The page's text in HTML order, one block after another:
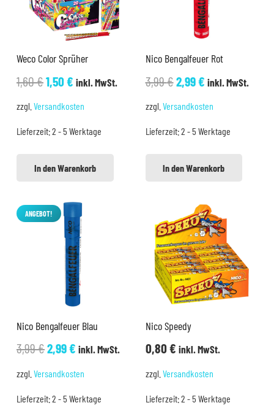
Weco Color Sprüher
1,60€Ursprünglicher
1,60 €
1,50€Aktueller
1,50 €.
inkl. MwSt.
zzgl. Versandkosten
Lieferzeit:2 - 5 Werktage
In den Warenkorb
Nico Bengalfeuer Rot
3,99€Ursprünglicher
3,99 €
2,99€Aktueller
2,99 €.
inkl. MwSt.
zzgl. Versandkosten
Lieferzeit:2 - 5 Werktage
In den Warenkorb
ANGEBOT!
Nico Bengalfeuer Blau
3,99€Ursprünglicher
3,99 €
2,99€Aktueller
2,99 €.
inkl. MwSt.
zzgl. Versandkosten
Lieferzeit:2 - 5 Werktage
Nico Speedy
0,80€ inkl. MwSt.
zzgl. Versandkosten
Lieferzeit:2 - 5 Werktage